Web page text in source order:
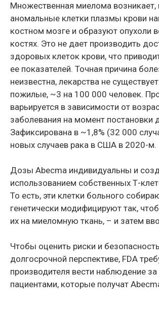
Множественная миелома возникает,
аномальные клетки плазмы крови
костном мозге и образуют опухоли
костях. Это не дает производить
здоровых клеток крови, что
ее показателей. Точная причина
неизвестна, лекарства не
пожилые, ~3 на 100 000 человек.
варьируется в зависимости от
заболевания на момент постановки
Зафиксирована в ~1,8% (32 000
новых случаев рака в США в 2020-м.
Дозы Abecma индивидуальны и
использованием собственных Т-
То есть, эти клетки больного
генетически модифицируют так,
их на миеломную ткань, – и затем
Чтобы оценить риски и
долгосрочной перспективе, FDA
производителя вести наблюдение
пациентами, которые получат